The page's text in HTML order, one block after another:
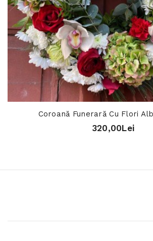
Coroană Funerară Cu Flori
320,00Lei